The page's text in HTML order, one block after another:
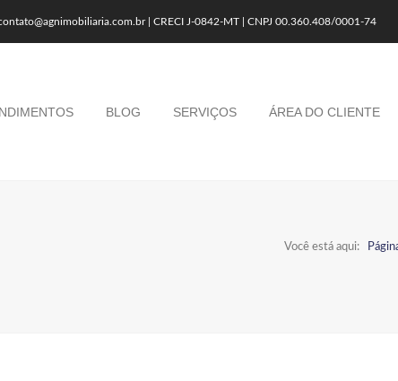
| CRECI J-0842-MT | CNPJ 00.360.408/0001-74
BLOG SERVIÇOS ÁREA DO CLIENTE
Você está aqui: